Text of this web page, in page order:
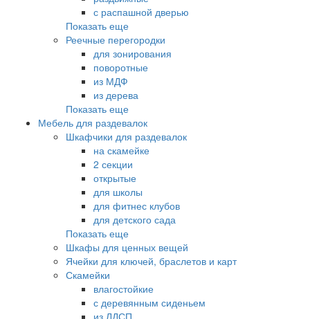
с распашной дверью
Показать еще
Реечные перегородки
для зонирования
поворотные
из МДФ
из дерева
Показать еще
Мебель для раздевалок
Шкафчики для раздевалок
на скамейке
2 секции
открытые
для школы
для фитнес клубов
для детского сада
Показать еще
Шкафы для ценных вещей
Ячейки для ключей, браслетов и карт
Скамейки
влагостойкие
с деревянным сиденьем
из ЛДСП